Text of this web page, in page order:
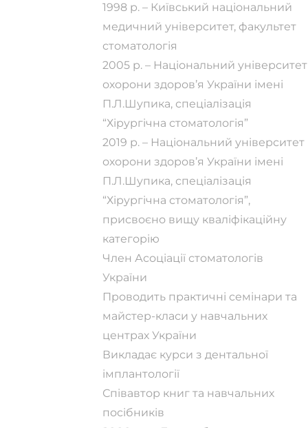
1998 р. – Київський національний
медичний університет, факультет
стоматологія
2005 р. – Національний університет
охорони здоров’я України імені
П.Л.Шупика, спеціалізація
“Хірургічна стоматологія”
2019 р. – Національний університет
охорони здоров’я України імені
П.Л.Шупика, спеціалізація
“Хірургічна стоматологія”,
присвоєно вищу кваліфікаційну
категорію
Член Асоціації стоматологів
України
Проводить практичні семінари та
майстер-класи у навчальних
центрах України
Викладає курси з дентальної
імплантології
Співавтор книг та навчальних
посібників